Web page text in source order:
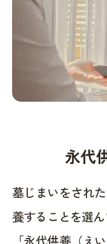
永代
墓じまいをされ
養することを選ん